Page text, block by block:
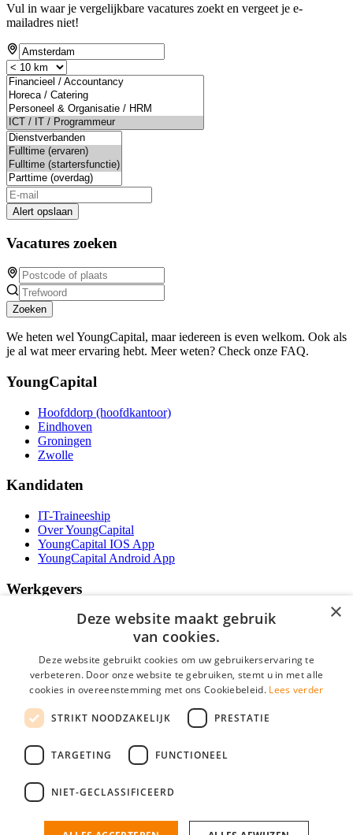
Vul in waar je vergelijkbare vacatures zoekt en vergeet je e-
mailadres niet!
Alert opslaan
Vacatures zoeken
Zoeken
We heten wel YoungCapital, maar iedereen is even welkom. Ook als
je al wat meer ervaring hebt. Meer weten? Check onze FAQ.
YoungCapital
Hoofddorp (hoofdkantoor)
Eindhoven
Groningen
Zwolle
Kandidaten
IT-Traineeship
Over YoungCapital
YoungCapital IOS App
YoungCapital Android App
Werkgevers
Het concept
Contractvormen
Brochure aanvragen
Vacature aanmelden
F.A.Q.
Social
×
Deze website maakt gebruik
van cookies.
Deze website gebruikt cookies om uw gebruikerservaring te
verbeteren. Door onze website te gebruiken, stemt u in met alle
cookies in overeenstemming met ons Cookiebeleid. Lees verder
STRIKT NOODZAKELIJK PRESTATIE
TARGETING FUNCTIONEEL
NIET-GECLASSIFICEERD